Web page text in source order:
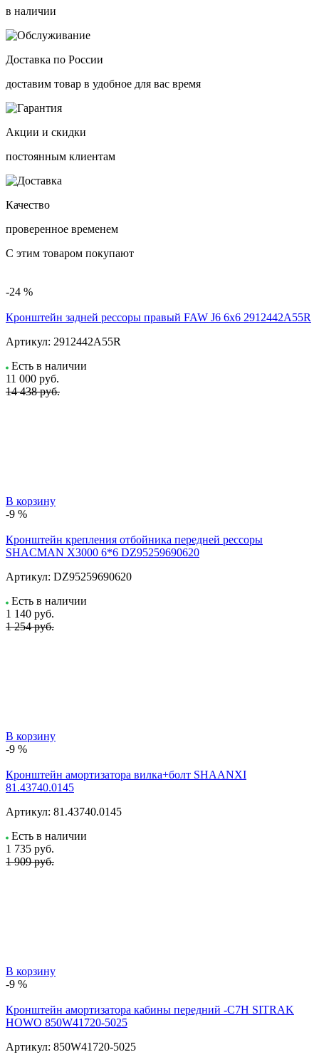
в наличии
Доставка по России
доставим товар в удобное для вас время
Акции и скидки
постоянным клиентам
Качество
проверенное временем
С этим товаром покупают
-24 %
Кронштейн задней рессоры правый FAW J6 6x6 2912442A55R
Артикул: 2912442A55R
Есть в наличии
11 000 руб.
14 438 руб.
В корзину
-9 %
Кронштейн крепления отбойника передней рессоры
SHACMAN X3000 6*6 DZ95259690620
Артикул: DZ95259690620
Есть в наличии
1 140 руб.
1 254 руб.
В корзину
-9 %
Кронштейн амортизатора вилка+болт SHAANXI
81.43740.0145
Артикул: 81.43740.0145
Есть в наличии
1 735 руб.
1 909 руб.
В корзину
-9 %
Кронштейн амортизатора кабины передний -C7H SITRAK
HOWO 850W41720-5025
Артикул: 850W41720-5025